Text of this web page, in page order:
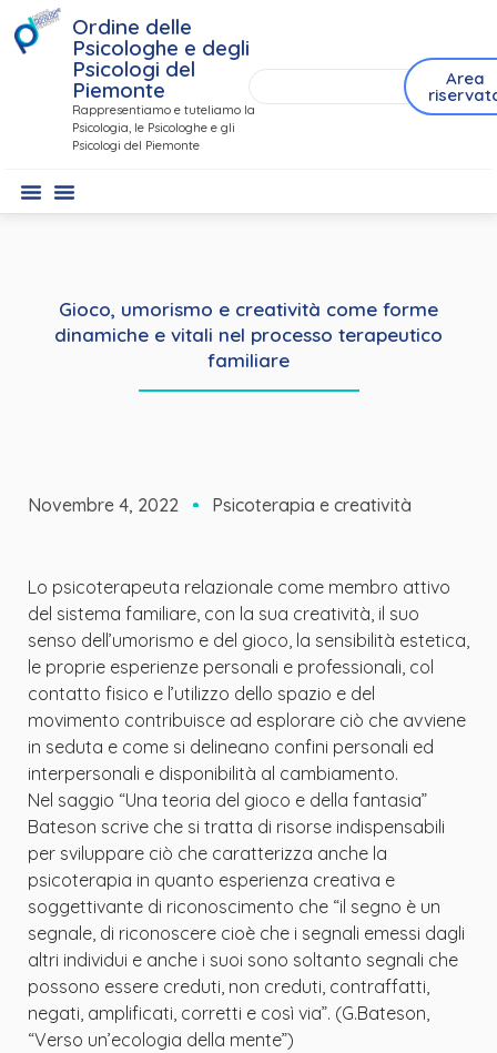
Ordine delle
Psicologhe e degli
Psicologi del
Piemonte
Rappresentiamo e tuteliamo la
Psicologia, le Psicologhe e gli
Psicologi del Piemonte
Area
Gioco, umorismo e creatività come forme
dinamiche e vitali nel processo terapeutico
familiare
Novembre 4, 2022 Psicoterapia e creatività
Lo psicoterapeuta relazionale come membro attivo
del sistema familiare, con la sua creatività, il suo
senso dell’umorismo e del gioco, la sensibilità estetica,
le proprie esperienze personali e professionali, col
contatto fisico e l’utilizzo dello spazio e del
movimento contribuisce ad esplorare ciò che avviene
in seduta e come si delineano confini personali ed
interpersonali e disponibilità al cambiamento.
Nel saggio “Una teoria del gioco e della fantasia”
Bateson scrive che si tratta di risorse indispensabili
per sviluppare ciò che caratterizza anche la
psicoterapia in quanto esperienza creativa e
soggettivante di riconoscimento che “il segno è un
segnale, di riconoscere cioè che i segnali emessi dagli
altri individui e anche i suoi sono soltanto segnali che
possono essere creduti, non creduti, contraffatti,
negati, amplificati, corretti e così via”. (G.Bateson,
“Verso un’ecologia della mente”)